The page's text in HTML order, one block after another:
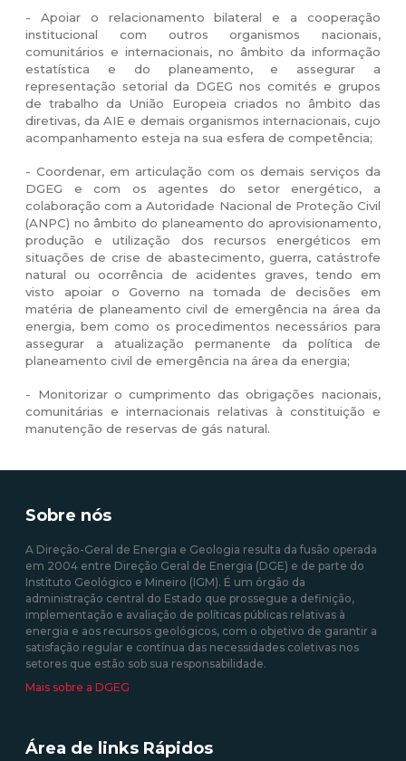
- Apoiar o relacionamento bilateral e a cooperação
institucional com outros organismos nacionais,
comunitários e internacionais, no âmbito da informação
estatística e do planeamento, e assegurar a
representação setorial da DGEG nos comités e grupos
de trabalho da União Europeia criados no âmbito das
diretivas, da AIE e demais organismos internacionais, cujo
acompanhamento esteja na sua esfera de competência;
- Coordenar, em articulação com os demais serviços da
DGEG e com os agentes do setor energético, a
colaboração com a Autoridade Nacional de Proteção Civil
(ANPC) no âmbito do planeamento do aprovisionamento,
produção e utilização dos recursos energéticos em
situações de crise de abastecimento, guerra, catástrofe
natural ou ocorrência de acidentes graves, tendo em
visto apoiar o Governo na tomada de decisões em
matéria de planeamento civil de emergência na área da
energia, bem como os procedimentos necessários para
assegurar a atualização permanente da política de
planeamento civil de emergência na área da energia;
- Monitorizar o cumprimento das obrigações nacionais,
comunitárias e internacionais relativas à constituição e
manutenção de reservas de gás natural.
Sobre nós
A Direção-Geral de Energia e Geologia resulta da fusão operada
em 2004 entre Direção Geral de Energia (DGE) e de parte do
Instituto Geológico e Mineiro (IGM). É um órgão da
administração central do Estado que prossegue a definição,
implementação e avaliação de políticas públicas relativas à
energia e aos recursos geológicos, com o objetivo de garantir a
satisfação regular e contínua das necessidades coletivas nos
setores que estão sob sua responsabilidade.
Mais sobre a DGEG
Área de links Rápidos